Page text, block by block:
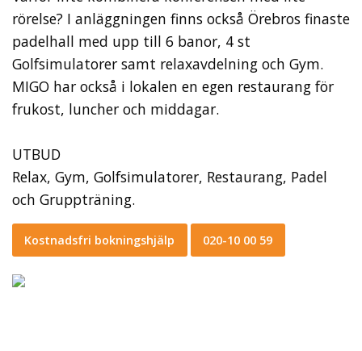
rörelse? I anläggningen finns också Örebros finaste
padelhall med upp till 6 banor, 4 st
Golfsimulatorer samt relaxavdelning och Gym.
MIGO har också i lokalen en egen restaurang för
frukost, luncher och middagar.
UTBUD
Relax, Gym, Golfsimulatorer, Restaurang, Padel
och Gruppträning.
Kostnadsfri bokningshjälp 020-10 00 59